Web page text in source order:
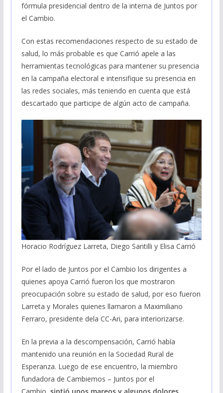
fórmula presidencial dentro de la interna de Juntos por
el Cambio.
Con estas recomendaciones respecto de su estado de
salud, lo más probable es que Carrió apele a las
herramientas tecnológicas para mantener su presencia
en la campaña electoral e intensifique su presencia en
las redes sociales, más teniendo en cuenta que está
descartado que participe de algún acto de campaña.
Horacio Rodríguez Larreta, Diego Santilli y Elisa Carrió
Por el lado de Juntos por el Cambio los dirigentes a
quienes apoya Carrió fueron los que mostraron
preocupación sobre su estado de salud, por eso fueron
Larreta y Morales quienes llamaron a Maximiliano
Ferraro, presidente dela CC-Ari, para interiorizarse.
En la previa a la descompensación, Carrió había
mantenido una reunión en la Sociedad Rural de
Esperanza. Luego de ese encuentro, la miembro
fundadora de Cambiemos – Juntos por el